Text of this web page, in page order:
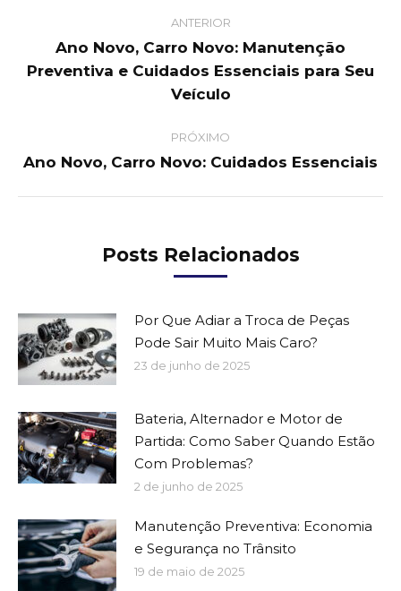
navigation
ANTERIOR
Previous
post:
Ano Novo, Carro Novo: Manutenção
Preventiva e Cuidados Essenciais para Seu
Veículo
PRÓXIMO
Next
Ano Novo, Carro Novo: Cuidados Essenciais
Posts Relacionados
Por Que Adiar a Troca de Peças
Pode Sair Muito Mais Caro?
23 de junho de 2025
Bateria, Alternador e Motor de
Partida: Como Saber Quando Estão
Com Problemas?
2 de junho de 2025
Manutenção Preventiva: Economia
e Segurança no Trânsito
19 de maio de 2025